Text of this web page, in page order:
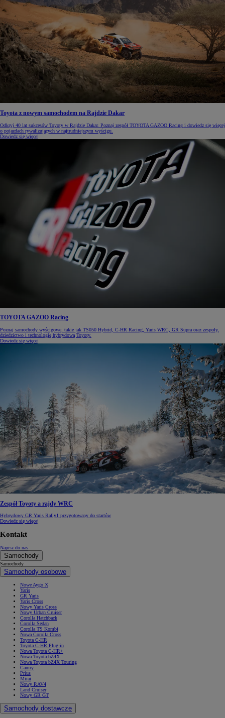
Toyota z nowym samochodem na Rajdzie Dakar
Odkryj 40 lat sukcesów Toyoty w Rajdzie Dakar. Poznaj zespół TOYOTA GAZOO Racing i dowiedz się więcej
o pojazdach rywalizujących w najtrudniejszym wyścigu.
Dowiedz się więcej
TOYOTA GAZOO Racing
Poznaj samochody wyścigowe, takie jak TS050 Hybrid, C-HR Racing, Yaris WRC, GR Supra oraz zespoły,
dziedzictwo i technologię hybrydową Toyoty.
Dowiedz się więcej
Zespół Toyoty a rajdy WRC
Hybrydowy GR Yaris Rally1 przygotowany do startów
Dowiedz się więcej
Kontakt
Napisz do nas
Samochody
Samochody
Samochody osobowe
Nowe Aygo X
Yaris
GR Yaris
Yaris Cross
Nowy Yaris Cross
Nowy Urban Cruiser
Corolla Hatchback
Corolla Sedan
Corolla TS Kombi
Nowa Corolla Cross
Toyota C-HR
Toyota C-HR Plug-in
Nowa Toyota C-HR+
Nowa Toyota bZ4X
Nowa Toyota bZ4X Touring
Camry
Prius
Mirai
Nowy RAV4
Land Cruiser
Nowy GR GT
Samochody dostawcze